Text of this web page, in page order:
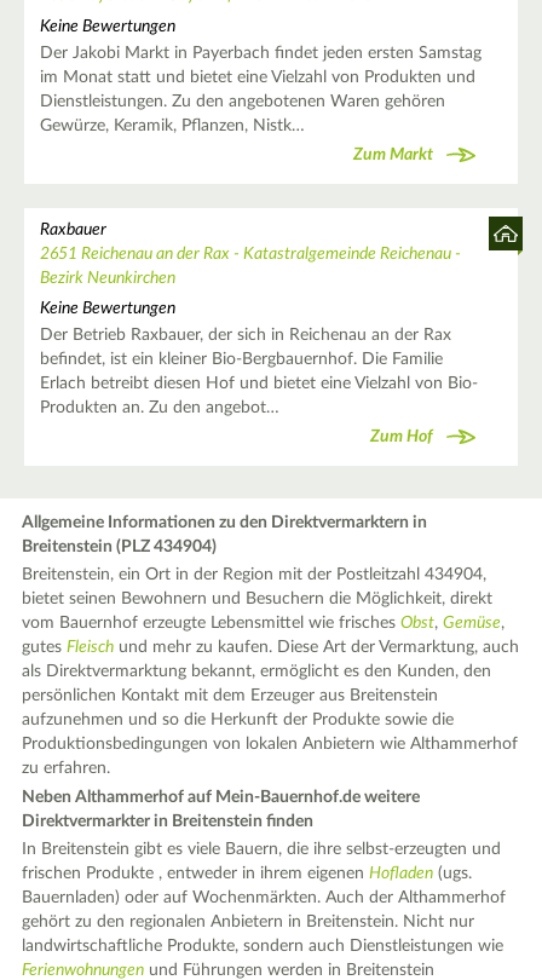
Keine Bewertungen
Der Jakobi Markt in Payerbach findet jeden ersten Samstag
im Monat statt und bietet eine Vielzahl von Produkten und
Dienstleistungen. Zu den angebotenen Waren gehören
Gewürze, Keramik, Pflanzen, Nistk…
Zum Markt
Raxbauer
2651 Reichenau an der Rax - Katastralgemeinde Reichenau -
Bezirk Neunkirchen
Keine Bewertungen
Der Betrieb Raxbauer, der sich in Reichenau an der Rax
befindet, ist ein kleiner Bio-Bergbauernhof. Die Familie
Erlach betreibt diesen Hof und bietet eine Vielzahl von Bio-
Produkten an. Zu den angebot…
Zum Hof
Allgemeine Informationen zu den Direktvermarktern in
Breitenstein (PLZ 434904)
Breitenstein, ein Ort in der Region mit der Postleitzahl 434904,
bietet seinen Bewohnern und Besuchern die Möglichkeit, direkt
vom Bauernhof erzeugte Lebensmittel wie frischesObst,Gemüse,
gutesFleisch und mehr zu kaufen. Diese Art der Vermarktung, auch
als Direktvermarktung bekannt, ermöglicht es den Kunden, den
persönlichen Kontakt mit dem Erzeuger aus Breitenstein
aufzunehmen und so die Herkunft der Produkte sowie die
Produktionsbedingungen von lokalen Anbietern wie Althammerhof
zu erfahren.
Neben Althammerhof auf Mein-Bauernhof.de weitere
Direktvermarkter in Breitenstein finden
In Breitenstein gibt es viele Bauern, die ihre selbst-erzeugten und
frischen Produkte , entweder in ihrem eigenenHofladen (ugs.
Bauernladen) oder auf Wochenmärkten. Auch der Althammerhof
gehört zu den regionalen Anbietern in Breitenstein. Nicht nur
landwirtschaftliche Produkte, sondern auch Dienstleistungen wie
Ferienwohnungen und Führungen werden in Breitenstein